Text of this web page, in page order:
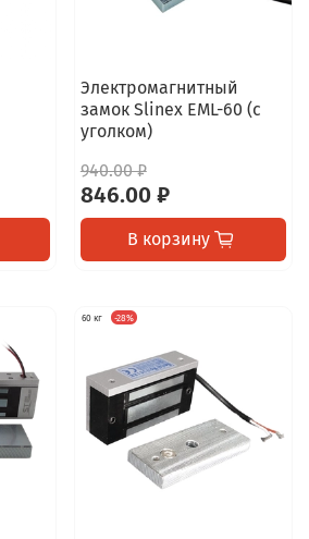
Электромагнитный
замок Slinex EML-60 (с
уголком)
940.00 ₽
846.00 ₽
В корзину
60 кг -28%